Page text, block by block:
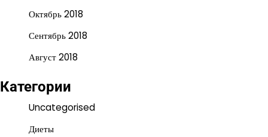
Октябрь 2018
Сентябрь 2018
Август 2018
Категории
Uncategorised
Диеты